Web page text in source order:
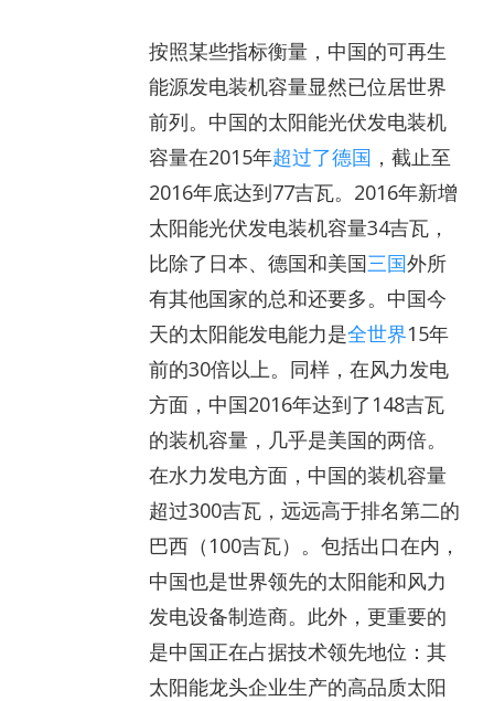
按照某些指标衡量，中国的可再生
能源发电装机容量显然已位居世界
前列。中国的太阳能光伏发电装机
容量在2015年超过了德国 ，截止至
2016年底达到77吉瓦。2016年新增
太阳能光伏发电装机容量34吉瓦，
比除了日本、德国和美国三国外所
有其他国家的总和还要多。中国今
天的太阳能发电能力是全世界15年
前的30倍以上。同样，在风力发电
方面，中国2016年达到了148吉瓦
的装机容量，几乎是美国的两倍。
在水力发电方面，中国的装机容量
超过300吉瓦，远远高于排名第二的
巴西（100吉瓦）。包括出口在内，
中国也是世界领先的太阳能和风力
发电设备制造商。此外，更重要的
是中国正在占据技术领先地位：其
太阳能龙头企业生产的高品质太阳